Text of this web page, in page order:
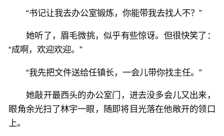
“书记让我去办公室锻炼，你能带我去找人不？”
她听了，眉毛微挑，似乎有些惊讶。但很快笑了：
“成啊，欢迎欢迎。”
“我先把文件送给任镇长，一会儿带你找主任。”
她敲开最西头的办公室门，进去没多会儿又出来，
眼角余光扫了林宇一眼，随即将目光落在他敞开的领口
上。